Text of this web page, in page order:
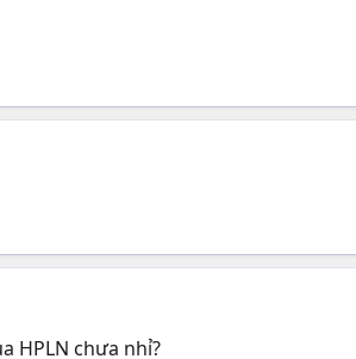
HPLN chưa nhỉ?